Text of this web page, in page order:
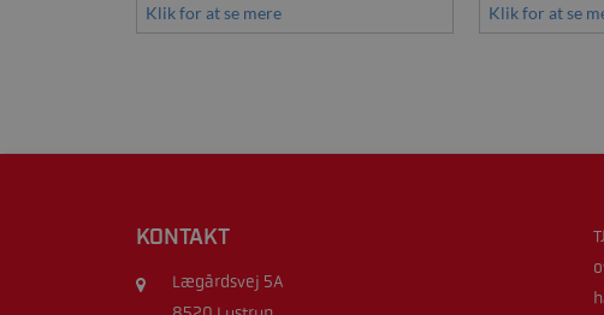
Klik for at se mere Klik for at se
KONTAKT
Lægårdsvej 5A